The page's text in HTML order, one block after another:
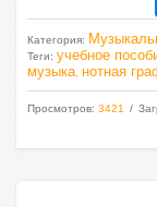
Категория:
Теги: учебное
музыка нотная
Просмотров: 3421